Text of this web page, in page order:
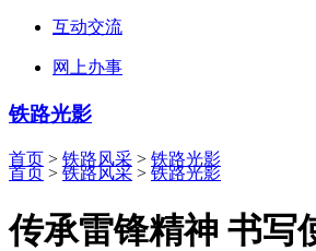
互动交流
网上办事
铁路光影
首页 > 铁路风采 > 铁路光影
首页 > 铁路风采 > 铁路光影
传承雷锋精神 书写